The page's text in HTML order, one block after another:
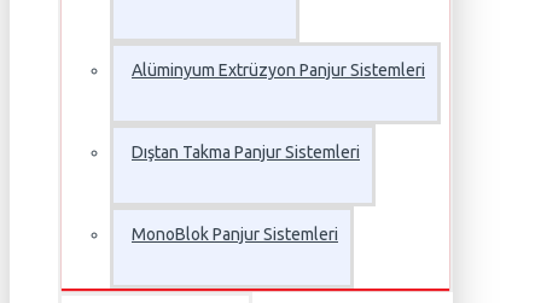
Alüminyum Extrüzyon Panjur Sistemleri
Dıştan Takma Panjur Sistemleri
MonoBlok Panjur Sistemleri